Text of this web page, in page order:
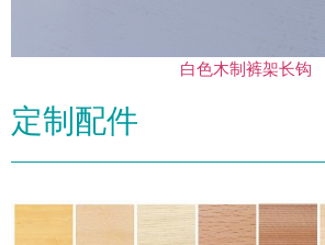
白色木制裤架长钩
定制配件